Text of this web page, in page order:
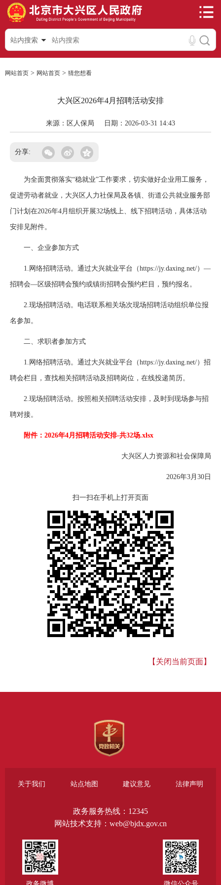
站内搜索
网站首页 > 网站首页 > 猜您想看
大兴区2026年4月招聘活动安排
来源：区人保局 日期：2026-03-31 14:43
分享:
为全面贯彻落实“稳就业”工作要求，切实做好企业用工服务，
促进劳动者就业，大兴区人力社保局及各镇、街道公共就业服务部
门计划在2026年4月组织开展32场线上、线下招聘活动，具体活动
安排见附件。
一、企业参加方式
1.网络招聘活动。通过大兴就业平台（https://jy.daxing.net/）—
招聘会—区级招聘会预约或镇街招聘会预约栏目，预约报名。
2.现场招聘活动。电话联系相关场次现场招聘活动组织单位报
名参加。
二、求职者参加方式
1.网络招聘活动。通过大兴就业平台（https://jy.daxing.net/）招
聘会栏目，查找相关招聘活动及招聘岗位，在线投递简历。
2.现场招聘活动。按照相关招聘活动安排，及时到现场参与招
聘对接。
附件： 2026年4月招聘活动安排-共32场.xlsx
大兴区人力资源和社会保障局
2026年3月30日
扫一扫在手机上打开页面
【关闭当前页面】
关于我们 站点地图 建议意见 法律声明
政务服务热线：12345
网站技术支持：web@bjdx.gov.cn